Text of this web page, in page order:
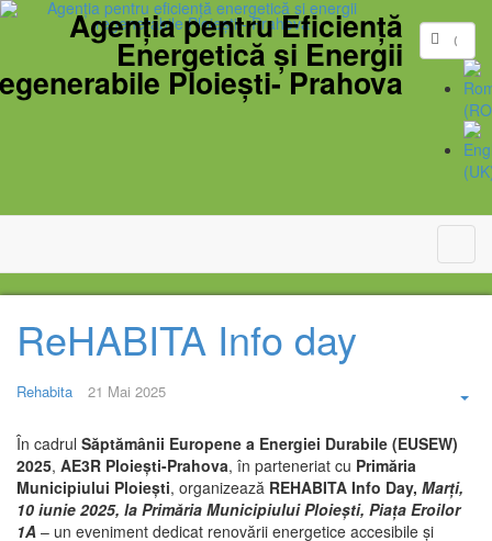
Agenția pentru Eficiență
Energetică și Energii
Ploiești- Prahova
ReHABITA Info day
Rehabita 21 Mai 2025
În cadrul Săptămânii Europene a Energiei Durabile (EUSEW)
2025, AE3R Ploiești-Prahova, în parteneriat cu Primăria
Municipiului Ploiești, organizează REHABITA Info Day, Marți,
10 iunie 2025, la Primăria Municipiului Ploiești, Piața Eroilor
1A – un eveniment dedicat renovării energetice accesibile și